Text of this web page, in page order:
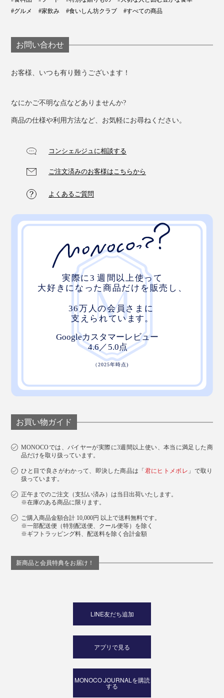
#グルメ
#家飲み #食いしん坊クラブ #すべての商品
お問い合わせ
お客様、いつも有り難うございます！
なにかご不明な点などありませんか?
商品の仕様や利用方法など、お気軽にお尋ねください。
コンシェルジュに相談する
ご注文済みのお客様はこちらから
よくあるご質問
お買い物ガイド
MONOCOでは、バイヤーが実際に3週間以上使い、本当に満足した商
品だけを取り扱っています。
ひと目で良さがわかって、即決した商品は「 君にヒトメボレ 」で取り
扱っています。
正午までのご注文（支払い済み）は当日出荷いたします。
※在庫のある商品に限ります。
ご購入商品金額合計 10,000円 以上で送料無料です。
※一部配送便（特別配送便、クール便等）を除く
※ギフトラッピング料、配送料を除く合計金額
新商品と会員特典をお届け！
LINE友だち追加
アプリで見る
MONOCO JOURNALを購読
する